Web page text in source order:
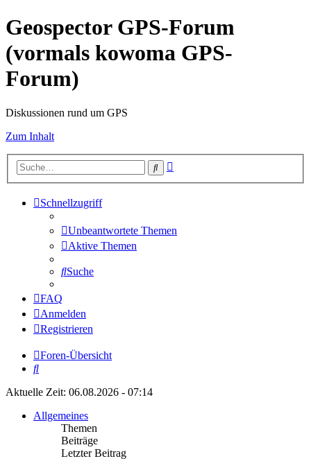
Geospector GPS-Forum
(vormals kowoma GPS-
Forum)
Diskussionen rund um GPS
Zum Inhalt
Suche
Schnellzugriff
Unbeantwortete Themen
Aktive Themen
Suche
FAQ
Anmelden
Registrieren
Foren-Übersicht
Suche
Aktuelle Zeit: 06.08.2026 - 07:14
Allgemeines
Themen
Beiträge
Letzter Beitrag